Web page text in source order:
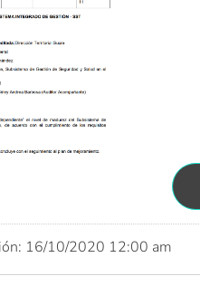
16/10/2020 12:00 am